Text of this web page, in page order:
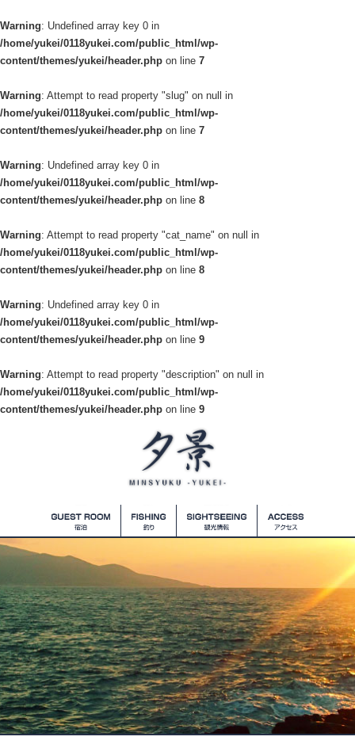
Warning: Undefined array key 0 in
/home/yukei/0118yukei.com/public_html/wp-
content/themes/yukei/header.php on line 7
Warning: Attempt to read property "slug" on null in
/home/yukei/0118yukei.com/public_html/wp-
content/themes/yukei/header.php on line 7
Warning: Undefined array key 0 in
/home/yukei/0118yukei.com/public_html/wp-
content/themes/yukei/header.php on line 8
Warning: Attempt to read property "cat_name" on null in
/home/yukei/0118yukei.com/public_html/wp-
content/themes/yukei/header.php on line 8
Warning: Undefined array key 0 in
/home/yukei/0118yukei.com/public_html/wp-
content/themes/yukei/header.php on line 9
Warning: Attempt to read property "description" on null in
/home/yukei/0118yukei.com/public_html/wp-
content/themes/yukei/header.php on line 9